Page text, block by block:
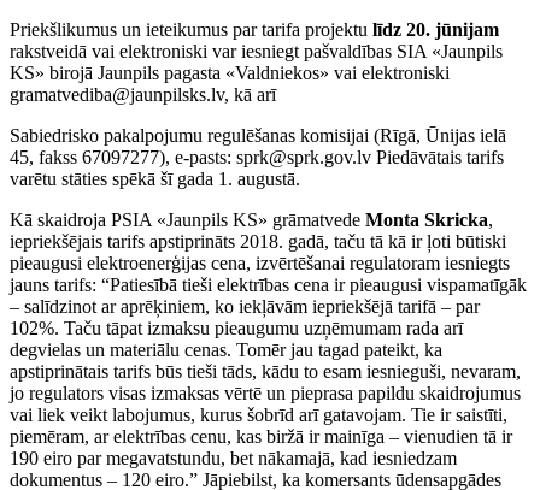
Priekšlikumus un ieteikumus par tarifa projektu līdz 20. jūnijam
rakstveidā vai elektroniski var iesniegt pašvaldības SIA «Jaunpils
KS» birojā Jaunpils pagasta «Valdniekos» vai elektroniski
gramatvediba@jaunpilsks.lv, kā arī
Sabiedrisko pakalpojumu regulēšanas komisijai (Rīgā, Ūnijas ielā
45, fakss 67097277), e-pasts: sprk@sprk.gov.lv Piedāvātais tarifs
varētu stāties spēkā šī gada 1. augustā.
Kā skaidroja PSIA «Jaunpils KS» grāmatvede Monta Skricka,
iepriekšējais tarifs apstiprināts 2018. gadā, taču tā kā ir ļoti būtiski
pieaugusi elektroenerģijas cena, izvērtēšanai regulatoram iesniegts
jauns tarifs: “Patiesībā tieši elektrības cena ir pieaugusi vispamatīgāk
– salīdzinot ar aprēķiniem, ko iekļāvām iepriekšējā tarifā – par
102%. Taču tāpat izmaksu pieaugumu uzņēmumam rada arī
degvielas un materiālu cenas. Tomēr jau tagad pateikt, ka
apstiprinātais tarifs būs tieši tāds, kādu to esam iesnieguši, nevaram,
jo regulators visas izmaksas vērtē un pieprasa papildu skaidrojumus
vai liek veikt labojumus, kurus šobrīd arī gatavojam. Tie ir saistīti,
piemēram, ar elektrības cenu, kas biržā ir mainīga – vienudien tā ir
190 eiro par megavatstundu, bet nākamajā, kad iesniedzam
dokumentus – 120 eiro.” Jāpiebilst, ka komersants ūdensapgādes